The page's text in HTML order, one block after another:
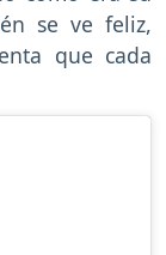
se ve feliz,
que cada